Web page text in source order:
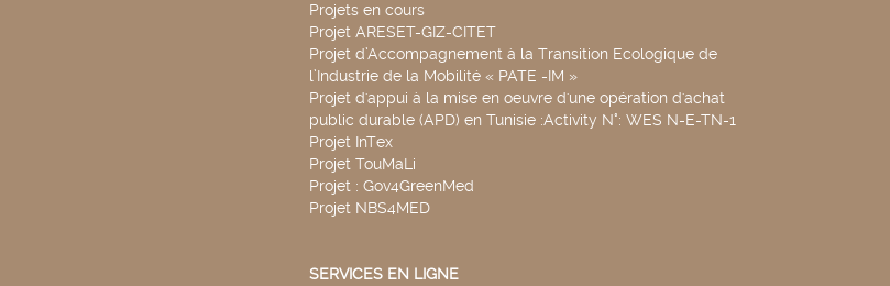
Projets en cours
Projet ARESET-GIZ-CITET
Projet d’Accompagnement à la Transition Ecologique de
l’Industrie de la Mobilité « PATE -IM »
Projet d'appui à la mise en oeuvre d'une opération d'achat
public durable (APD) en Tunisie :Activity N°: WES N-E-TN-1
Projet InTex
Projet TouMaLi
Projet : Gov4GreenMed
Projet NBS4MED
SERVICES EN LIGNE